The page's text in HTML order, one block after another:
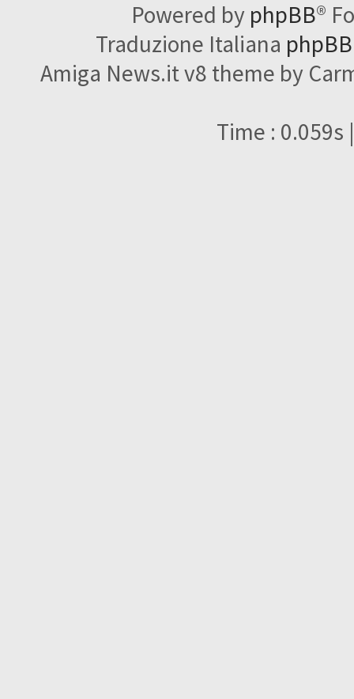
Powered by phpBB®
Traduzione Italiana
Amiga News.it v8 theme by
Time : 0.059s